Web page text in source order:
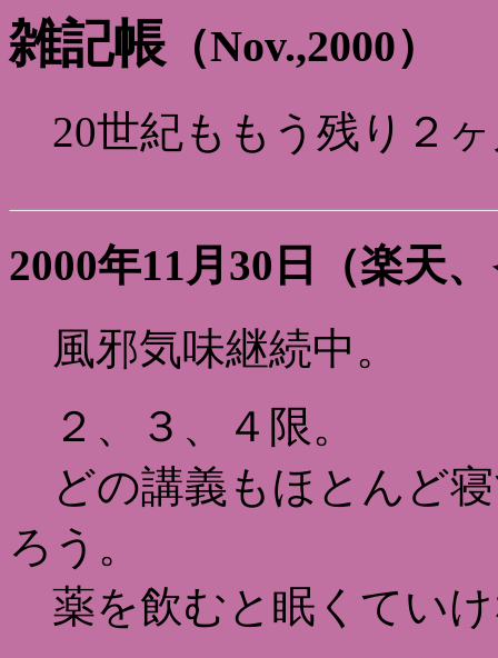
雑記帳 （Nov.,2000）
20世紀ももう残り２
2000年11月30日（楽天
風邪気味継続中。
２、３、４限。
どの講義もほとんど
ろう。
薬を飲むと眠くてい